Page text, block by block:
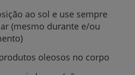
ao sol e use sempre
(mesmo durante e/ou
oleosos no corpo